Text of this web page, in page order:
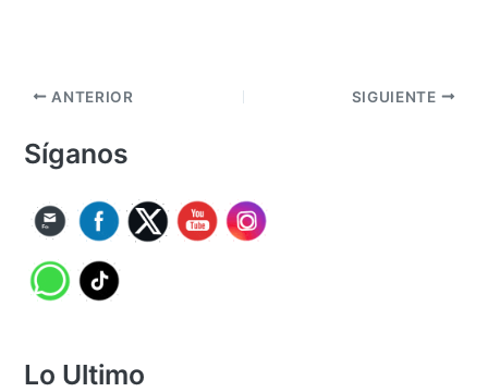
ANTERIOR SIGUIENTE
Síganos
Lo Ultimo